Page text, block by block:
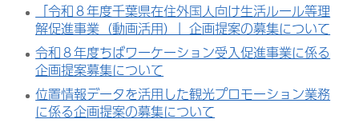
「令和８年度千葉県在住外国人向け生活ルール等理
解促進事業（動画活用）」企画提案の募集について
令和８年度ちばワーケーション受入促進事業に係る
企画提案募集について
位置情報データを活用した観光プロモーション業務
に係る企画提案の募集について